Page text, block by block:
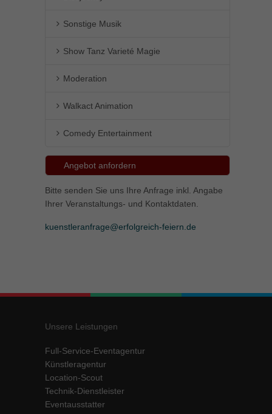
Sonstige Musik
Show Tanz Varieté Magie
Moderation
Walkact Animation
Comedy Entertainment
Angebot anfordern
Bitte senden Sie uns Ihre Anfrage inkl. Angabe
Ihrer Veranstaltungs- und Kontaktdaten.
kuenstleranfrage@erfolgreich-feiern.de
Unsere Leistungen
Full-Service-Eventagentur
Künstleragentur
Location-Scout
Technik-Dienstleister
Eventausstatter